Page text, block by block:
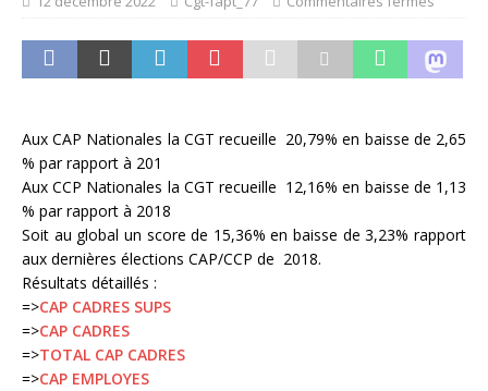
Aux CAP Nationales la CGT recueille 20,79% en baisse de 2,65
% par rapport à 201
Aux CCP Nationales la CGT recueille 12,16% en baisse de 1,13
% par rapport à 2018
Soit au global un score de 15,36% en baisse de 3,23% rapport
aux dernières élections CAP/CCP de 2018.
Résultats détaillés :
=>CAP CADRES SUPS
=>CAP CADRES
=>TOTAL CAP CADRES
=>CAP EMPLOYES